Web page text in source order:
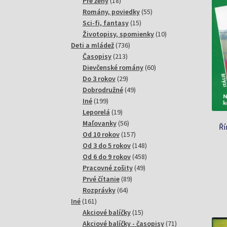
produktov
Romány, poviedky 5555
Sci-fi, fantasy 1515
produktov
Životopisy, spomienky 1010
Deti a mládež 736736
Časopisy 213213
produktov
Dievčenské romány 6060
Do 3 rokov 2929
produktov
Dobrodružné 4949
Iné 199199
produktov
Leporelá 1919
produktov
Maľovanky 5656
produktov
Od 10 rokov 157157
produktov
Od 3 do 5 rokov 148148
produktov
Od 6 do 9 rokov 458458
produktov
Pracovné zošity 4949
Prvé čítanie 8989
Rozprávky 6464
Iné 161161
produktov
Akciové balíčky 1515
produktov
Akciové balíčky - časopisy 7171